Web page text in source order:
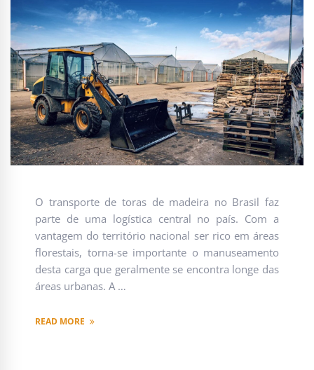
O transporte de toras de madeira no Brasil faz
parte de uma logística central no país. Com a
vantagem do território nacional ser rico em áreas
florestais, torna-se importante o manuseamento
desta carga que geralmente se encontra longe das
áreas urbanas. A …
READ MORE